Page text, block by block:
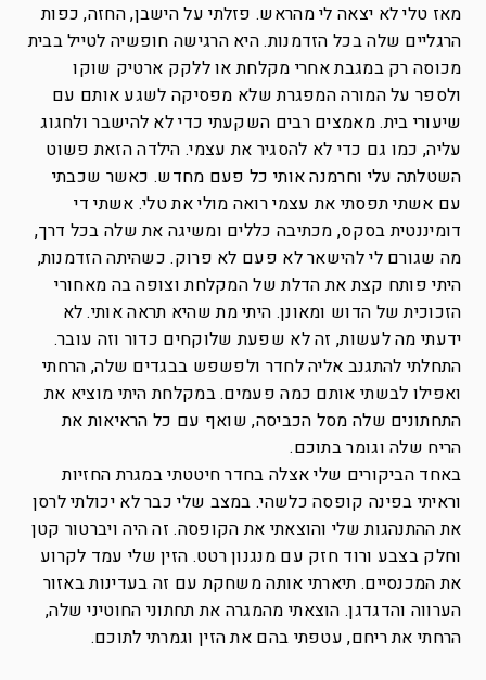
מאז טלי לא יצאה לי מהראש. פזלתי על הישבן, החזה, כפות
הרגליים שלה בכל הזדמנות. היא הרגישה חופשיה לטייל בבית
מכוסה רק במגבת אחרי מקלחת או ללקק ארטיק שוקו
ולספר על המורה המפגרת שלא מפסיקה לשגע אותם עם
שיעורי בית. מאמצים רבים השקעתי כדי לא להישבר ולחגוג
עליה, כמו גם כדי לא להסגיר את עצמי. הילדה הזאת פשוט
השטלתה עלי וחרמנה אותי כל פעם מחדש. כאשר שכבתי
עם אשתי תפסתי את עצמי רואה מולי את טלי. אשתי די
דומיננטית בסקס, מכתיבה כללים ומשיגה את שלה בכל דרך,
מה שגורם לי להישאר לא פעם לא פרוק. כשהיתה הזדמנות,
היתי פותח קצת את הדלת של המקלחת וצופה בה מאחורי
הזכוכית של הדוש ומאונן. היתי מת שהיא תראה אותי. לא
ידעתי מה לעשות, זה לא שפעת שלוקחים כדור וזה עובר.
התחלתי להתגנב אליה לחדר ולפשפש בבגדים שלה, הרחתי
ואפילו לבשתי אותם כמה פעמים. במקלחת היתי מוציא את
התחתונים שלה מסל הכביסה, שואף עם כל הראיאות את
הריח שלה וגומר בתוכם.
באחד הביקורים שלי אצלה בחדר חיטטתי במגרת החזיות
וראיתי בפינה קופסה כלשהי. במצב שלי כבר לא יכולתי לרסן
את ההתנהגות שלי והוצאתי את הקופסה. זה היה ויברטור קטן
וחלק בצבע ורוד חזק עם מנגנון רטט. הזין שלי עמד לקרוע
את המכנסיים. תיארתי אותה משחקת עם זה בעדינות באזור
הערווה והדגדגן. הוצאתי מהמגרה את תחתוני החוטיני שלה,
הרחתי את ריחם, עטפתי בהם את הזין וגמרתי לתוכם.